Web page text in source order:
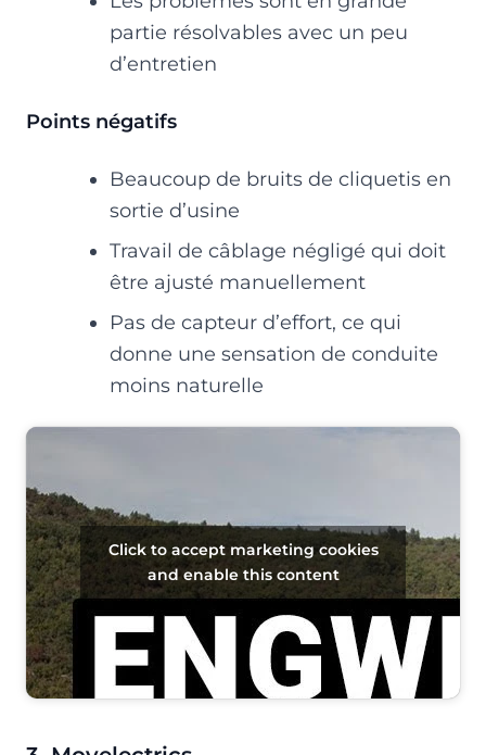
partie résolvables avec un peu
d’entretien
Points négatifs
Beaucoup de bruits de cliquetis en
sortie d’usine
Travail de câblage négligé qui doit
être ajusté manuellement
Pas de capteur d’effort, ce qui
donne une sensation de conduite
moins naturelle
Click to accept marketing cookies
and enable this content